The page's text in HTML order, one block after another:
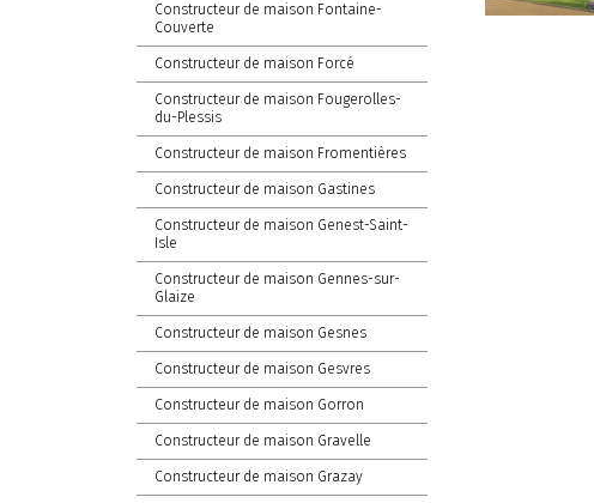
Constructeur de maison Fontaine-
Couverte
Constructeur de maison Forcé
Constructeur de maison Fougerolles-
du-Plessis
Constructeur de maison Fromentières
Constructeur de maison Gastines
Constructeur de maison Genest-Saint-
Isle
Constructeur de maison Gennes-sur-
Glaize
Constructeur de maison Gesnes
Constructeur de maison Gesvres
Constructeur de maison Gorron
Constructeur de maison Gravelle
Constructeur de maison Grazay